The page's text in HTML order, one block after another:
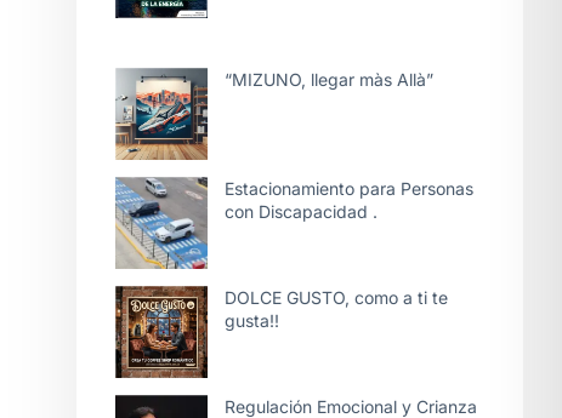
“MIZUNO, llegar màs Allà”
Estacionamiento para Personas
con Discapacidad .
DOLCE GUSTO, como a ti te
gusta!!
Regulación Emocional y Crianza